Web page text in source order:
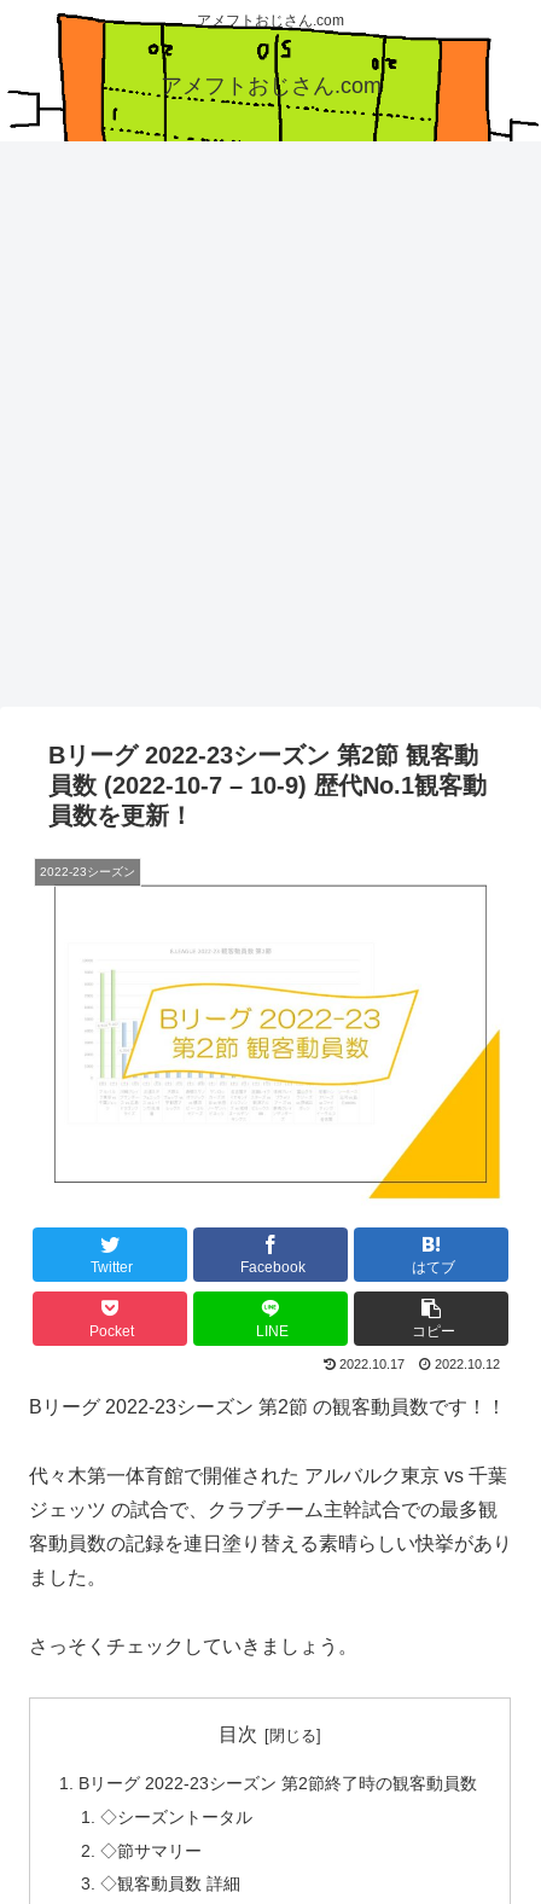
アメフトおじさん.com
アメフトおじさん.com
Bリーグ 2022-23シーズン 第2節 観客動
員数 (2022-10-7 – 10-9) 歴代No.1観客動
員数を更新！
2022-23シーズン
Twitter Facebook はてブ
Pocket LINE コピー
2022.10.17 2022.10.12
Bリーグ 2022-23シーズン 第2節 の観客動員数です！！
代々木第一体育館で開催された アルバルク東京 vs 千葉
ジェッツ の試合で、クラブチーム主幹試合での最多観
客動員数の記録を連日塗り替える素晴らしい快挙があり
ました。
さっそくチェックしていきましょう。
目次
Bリーグ 2022-23シーズン 第2節終了時の観客動員数
◇シーズントータル
◇節サマリー
◇観客動員数 詳細